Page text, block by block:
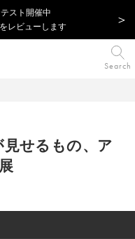
スト開催中
レビューします
Search
せるもの、 ア